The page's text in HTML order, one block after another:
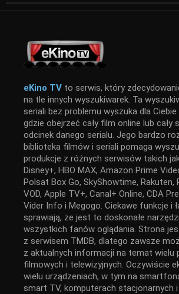
eKino TV to serwis, który
na tle innych wyszukiwarek. Ta
seriali bez problemu wyszuka dla Ciebie
gdzie obejrzeć cały film online lub cały
odcinek danego serialu. Jego bardzo
biblioteka filmów i seriali pomaga
produkcje z różnych serwisów takich
Disney+, HBO MAX, Amazon Prime
Polsat Box Go, SkyShowtime, Rakuten,
VOD, Apple TV+, Canal+ Online, CDA
Vider Info i Megogo. Ciekawe funkcje i
sprawiają, że jest to doskonałe
wszystkich fanów oglądania. Strona
z serwisem TMDB, dlatego zawsze
z aktualnych informacji na temat wielu
filmowych i telewizyjnych. Oczywiście
wielu urządzeniach, w tym na
smart TV, komputerach stacjonarnych